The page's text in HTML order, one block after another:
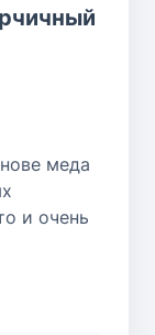
меда
и очень